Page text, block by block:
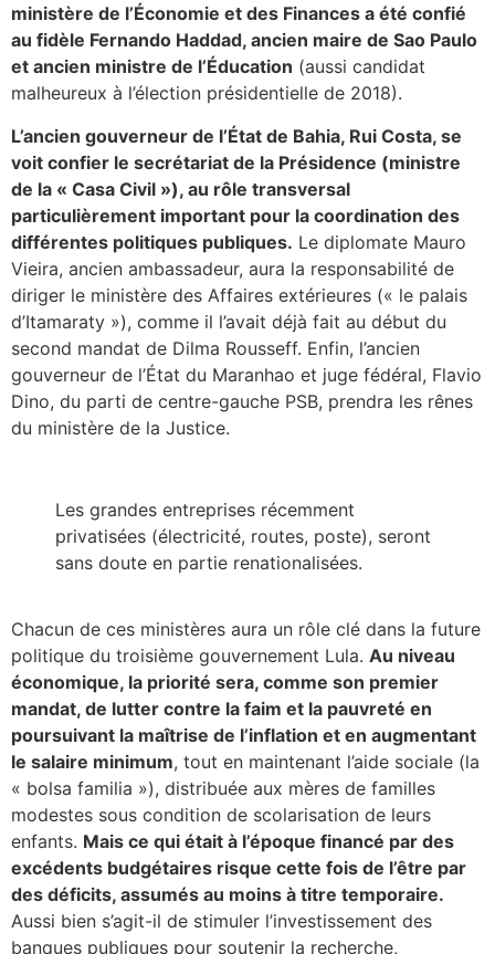
ministère de l’Économie et des Finances a été confié
au fidèle Fernando Haddad, ancien maire de Sao Paulo
et ancien ministre de l’Éducation (aussi candidat
malheureux à l’élection présidentielle de 2018).
L’ancien gouverneur de l’État de Bahia, Rui Costa, se
voit confier le secrétariat de la Présidence (ministre
de la « Casa Civil »), au rôle transversal
particulièrement important pour la coordination des
différentes politiques publiques. Le diplomate Mauro
Vieira, ancien ambassadeur, aura la responsabilité de
diriger le ministère des Affaires extérieures (« le palais
d’Itamaraty »), comme il l’avait déjà fait au début du
second mandat de Dilma Rousseff. Enfin, l’ancien
gouverneur de l’État du Maranhao et juge fédéral, Flavio
Dino, du parti de centre-gauche PSB, prendra les rênes
du ministère de la Justice.
Les grandes entreprises récemment
privatisées (électricité, routes, poste), seront
sans doute en partie renationalisées.
Chacun de ces ministères aura un rôle clé dans la future
politique du troisième gouvernement Lula. Au niveau
économique, la priorité sera, comme son premier
mandat, de lutter contre la faim et la pauvreté en
poursuivant la maîtrise de l’inflation et en augmentant
le salaire minimum, tout en maintenant l’aide sociale (la
« bolsa familia »), distribuée aux mères de familles
modestes sous condition de scolarisation de leurs
enfants. Mais ce qui était à l’époque financé par des
excédents budgétaires risque cette fois de l’être par
des déficits, assumés au moins à titre temporaire.
Aussi bien s’agit-il de stimuler l’investissement des
banques publiques pour soutenir la recherche,